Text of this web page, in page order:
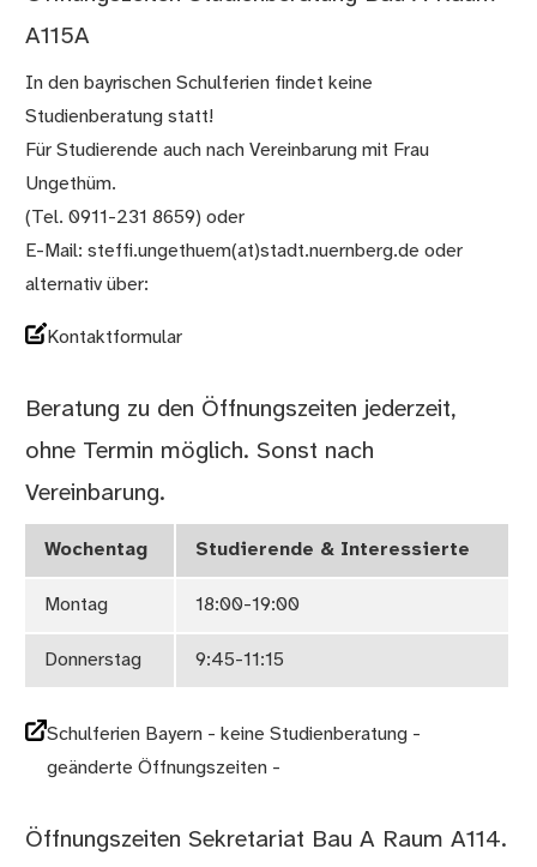
A115A
In den bayrischen Schulferien findet keine
Studienberatung statt!
Für Studierende auch nach Vereinbarung mit Frau
Ungethüm.
(Tel. 0911-231 8659) oder
E-Mail: steffi.ungethuem(at)stadt.nuernberg.de oder
alternativ über:
Kontaktformular
Beratung zu den Öffnungszeiten jederzeit,
ohne Termin möglich. Sonst nach
Vereinbarung.
Wochentag Studierende & Interessierte
Montag 18:00-19:00
Donnerstag 9:45-11:15
Schulferien Bayern - keine Studienberatung -
geänderte Öffnungszeiten -
Öffnungszeiten Sekretariat Bau A Raum A114.